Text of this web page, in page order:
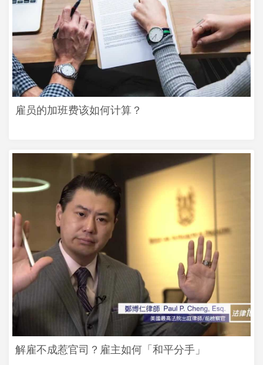
雇员的加班费该如何计算？
解雇不成惹官司？雇主如何「和平分手」